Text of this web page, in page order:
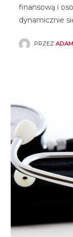
finansową i
dynamicznie
PRZEZADAM